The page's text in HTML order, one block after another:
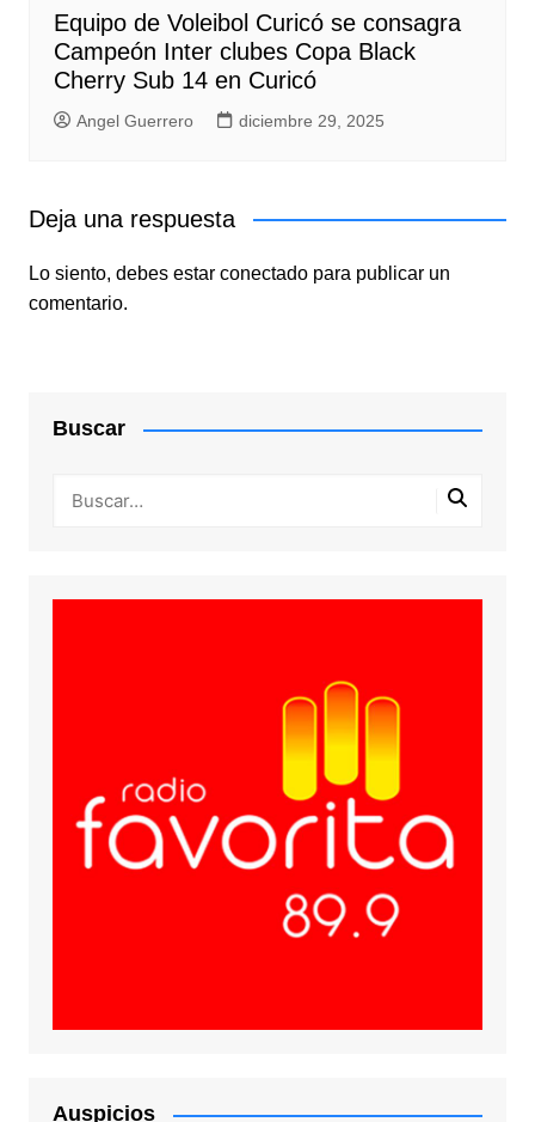
Equipo de Voleibol Curicó se consagra
Campeón Inter clubes Copa Black
Cherry Sub 14 en Curicó
Angel Guerrero diciembre 29, 2025
Deja una respuesta
Lo siento, debes estar conectadopara publicar un
comentario.
Buscar
Auspicios